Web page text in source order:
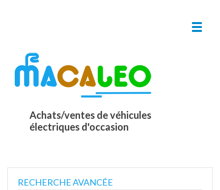
Achats/ventes de véhicules
électriques d'occasion
RECHERCHE AVANCÉE